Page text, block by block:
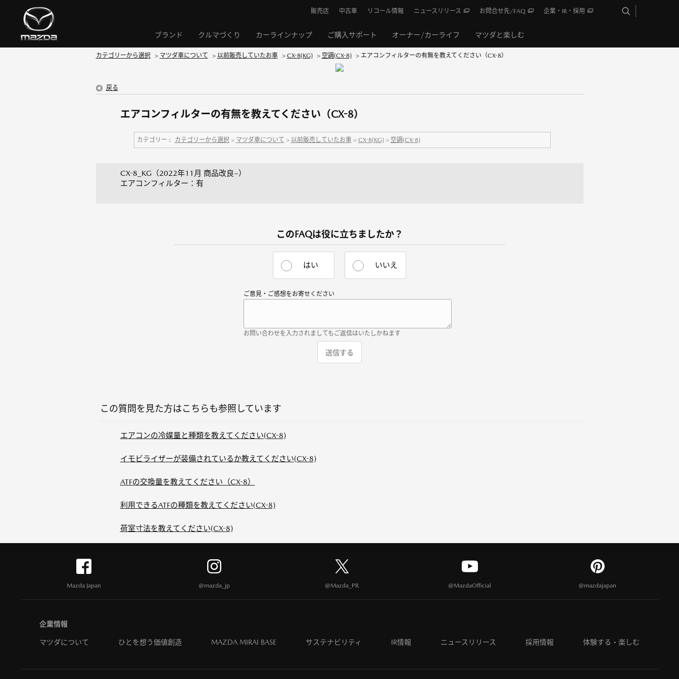
ブランド クルマづくり カーラインナップ ご購入サポート オーナー/カーライフ マツダと楽しむ
販売店 中古車 リコール情報 ニュースリリース お問合せ先/FAQ 企業・IR・採用
カテゴリーから選択 > マツダ車について > 以前販売していたお車 > CX-8(KG) > 空調(CX-8) > エアコンフィルターの有無を教えてください（CX-8）
戻る
エアコンフィルターの有無を教えてください（CX-8）
カテゴリー : カテゴリーから選択 > マツダ車について > 以前販売していたお車> CX-8(KG)> 空調(CX-8)
CX-8_KG（2022年11月 商品改良~）
エアコンフィルター：有
このFAQは役に立ちましたか？
はい いいえ
ご意見・ご感想をお寄せください
お問い合わせを入力されましてもご返信はいたしかねます
この質問を見た方はこちらも参照しています
エアコンの冷媒量と種類を教えてください(CX-8)
イモビライザーが装備されているか教えてください(CX-8)
ATFの交換量を教えてください（CX-8）
利用できるATFの種類を教えてください(CX-8)
荷室寸法を教えてください(CX-8)
Mazda Japan @mazda_jp @Mazda_PR @MazdaOfficial @mazdajapan
企業情報
マツダについて ひとを想う価値創造 MAZDA MIRAI BASE サステナビリティ IR情報 ニュースリリース 採用情報 体験する・楽しむ